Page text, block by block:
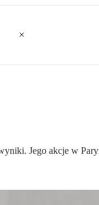
Jego akcje w